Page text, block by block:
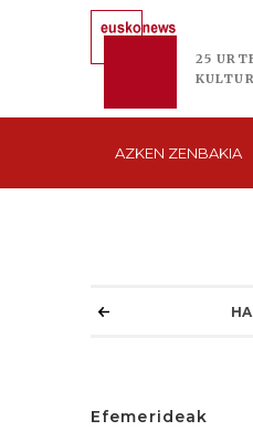
25
AZKEN ZENBAKIA
Efemerideak